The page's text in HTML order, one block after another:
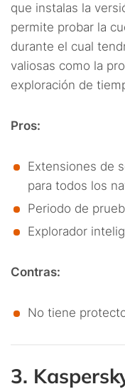
que instalas la
permite probar la
durante el cual
valiosas como la
exploración de
Pros:
Extensiones de
para todos los
Periodo de
Explorador
Contras:
No tiene
3.